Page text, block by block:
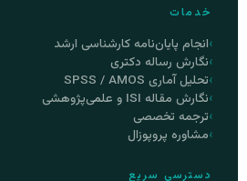
خدمات
انجام پایان‌نامه کارشناسی ارشد
نگارش رساله دکتری
تحلیل آماری SPSS / AMOS
نگارش مقاله ISI و علمی‌پژوهشی
ترجمه تخصصی
مشاوره پروپوزال
دسترسی سریع